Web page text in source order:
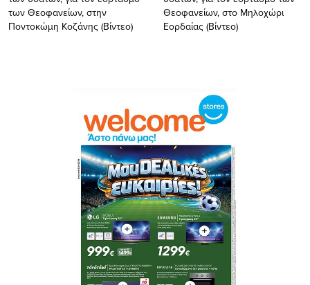
των Θεοφανείων, στην
Ποντοκώμη Κοζάνης (Βίντεο)
Θεοφανείων, στo Mηλοχώρι
Εορδαίας (Βίντεο)